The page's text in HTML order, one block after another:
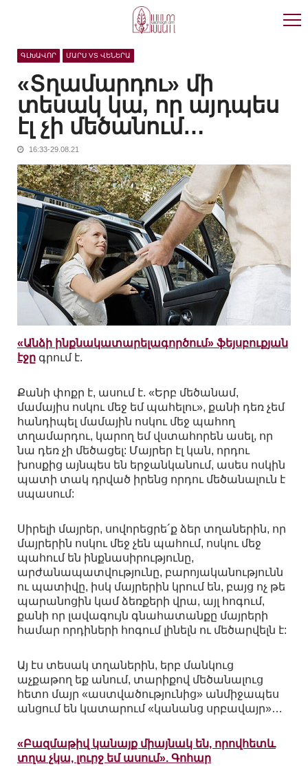
ԳԼԽԱՎՈՐ ՄԱՐՍ VS ՎԵՆԵՐԱ
«Տղամարդու» մի
տեսակ կա, որ այդպես
էլ չի մեծանում…
16:33-29.08.21
«Անձի ինքնակատարելագործում» ֆեյսբուքյան
էջը գրում է.
Քանի փոքր է, ասում է. «Երբ մեծանամ,
մամայիս ոսկու մեջ եմ պահելու», քանի դեռ չեմ
հանդիպել մամային ոսկու մեջ պահող
տղամարդու, կարող եմ վստահորեն ասել, որ
նա դեռ չի մեծացել: Մայրեր էլ կան, որդու
խոսքից այնպես են երջանկանում, ասես ոսկին
պատի տակ դրված իրենց որդու մեծանալուն է
սպասում:
Սիրելի մայրեր, սովորեցրե´ք ձեր տղաներին, որ
մայրերին ոսկու մեջ չեն պահում, ոսկու մեջ
պահում են ինքնասիրությունը,
արժանապատվությունը, բարոյականությունն
ու պատիվը, իսկ մայրերին կրում են, բայց ոչ թե
պարանոցին կամ ձեռքերի վրա, այլ հոգում,
քանի որ լավագույն գնահատանքը մայրերի
համար որդիների հոգում լինելն ու մեծարվելն է:
Այ էս տեսակ տղաներին, երբ մանկուց
աչքաթող եք անում, տարիքով մեծանալուց
հետո մայր «աստվածությունից» անմիջապես
անցում են կատարում «կանանց սրբավայր»…
«Բազմաթիվ կանայք միայնակ են, որովհետև
տղա չկա, լուրջ եմ ասում». Գոհար